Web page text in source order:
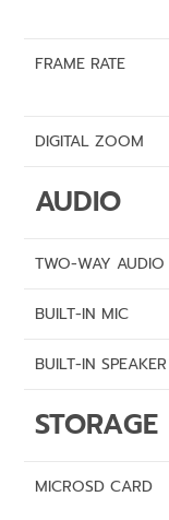
FRAME RATE
DIGITAL ZOOM
AUDIO
TWO-WAY AUDIO
BUILT-IN MIC
BUILT-IN SPEAKER
STORAGE
MICROSD CARD